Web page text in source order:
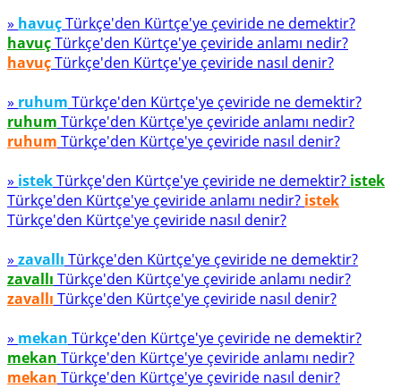
» havuçTürkçe'den Kürtçe'ye çeviride ne demektir?
havuçTürkçe'den Kürtçe'ye çeviride anlamı nedir?
havuçTürkçe'den Kürtçe'ye çeviride nasıl denir?
» ruhum Türkçe'den Kürtçe'ye çeviride ne demektir?
ruhum Türkçe'den Kürtçe'ye çeviride anlamı nedir?
ruhum Türkçe'den Kürtçe'ye çeviride nasıl denir?
» istekTürkçe'den Kürtçe'ye çeviride ne demektir? istek
Türkçe'den Kürtçe'ye çeviride anlamı nedir? istek
Türkçe'den Kürtçe'ye çeviride nasıl denir?
» zavallı Türkçe'den Kürtçe'ye çeviride ne demektir?
zavallı Türkçe'den Kürtçe'ye çeviride anlamı nedir?
zavallı Türkçe'den Kürtçe'ye çeviride nasıl denir?
» mekan Türkçe'den Kürtçe'ye çeviride ne demektir?
mekan Türkçe'den Kürtçe'ye çeviride anlamı nedir?
mekan Türkçe'den Kürtçe'ye çeviride nasıl denir?